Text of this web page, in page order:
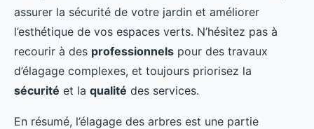
assurer la sécurité de votre jardin et améliorer
l’esthétique de vos espaces verts. N’hésitez pas à
recourir à des professionnels pour des travaux
d’élagage complexes, et toujours priorisez la
sécurité et la qualité des services.
En résumé, l’élagage des arbres est une partie